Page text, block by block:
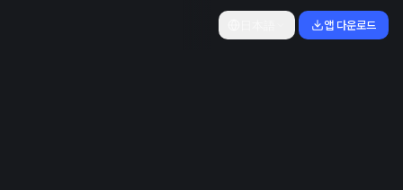
앱 다운로드